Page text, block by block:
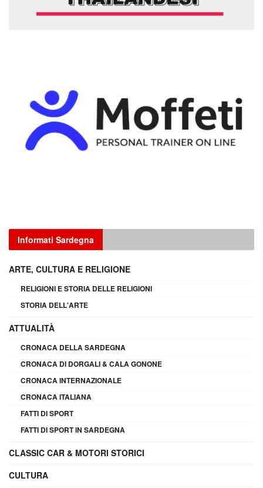
Informati Sardegna
ARTE, CULTURA E RELIGIONE
RELIGIONI E STORIA DELLE RELIGIONI
STORIA DELL'ARTE
ATTUALITÀ
CRONACA DELLA SARDEGNA
CRONACA DI DORGALI & CALA GONONE
CRONACA INTERNAZIONALE
CRONACA ITALIANA
FATTI DI SPORT
FATTI DI SPORT IN SARDEGNA
CLASSIC CAR & MOTORI STORICI
CULTURA